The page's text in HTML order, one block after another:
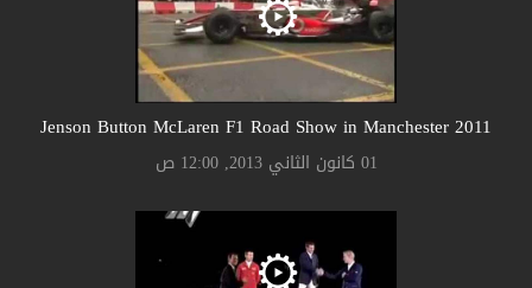
2011 Jenson Button McLaren F1 Road Show in Manchester
01 كانون الثاني 2013, 12:00 ص